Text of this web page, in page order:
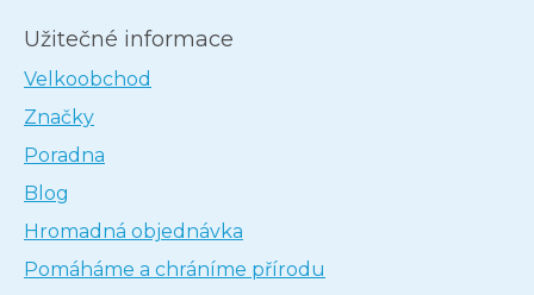
Užitečné informace
Velkoobchod
Značky
Poradna
Blog
Hromadná objednávka
Pomáháme a chráníme přírodu